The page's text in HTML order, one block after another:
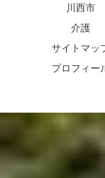
川西市
介護
サイトマッ
プロフィー